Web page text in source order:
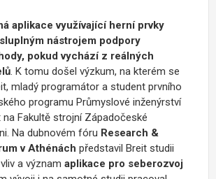
aplikace využívající herní prvky
nástrojem podpory
pokud vychází z reálných
. K tomu došel výzkum, na kterém se
mladý programátor a student prvního
programu Průmyslové inženýrství
Fakultě strojní Západočeské
Na dubnovém fóru Research &
v Athénách představil Breit studii
a význam aplikace pro seberozvoj